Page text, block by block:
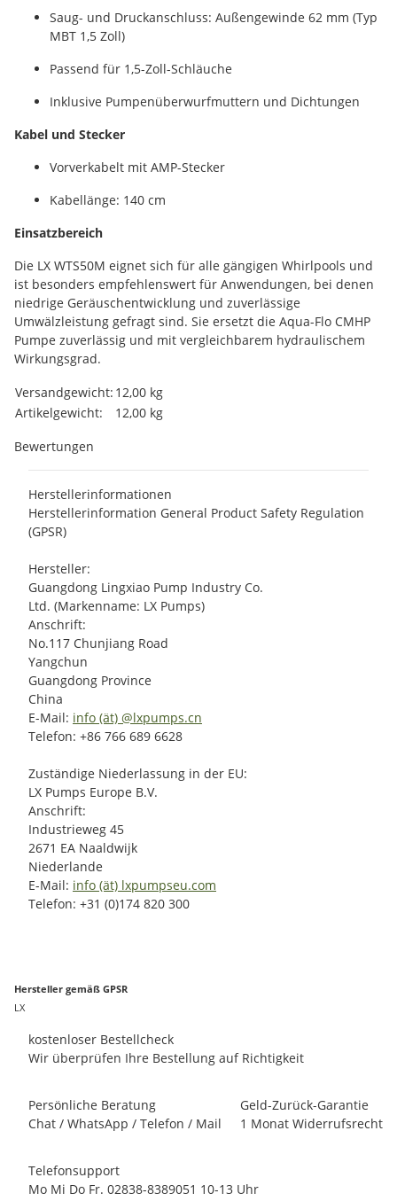
Saug- und Druckanschluss: Außengewinde 62 mm (Typ
MBT 1,5 Zoll)
Passend für 1,5-Zoll-Schläuche
Inklusive Pumpenüberwurfmuttern und Dichtungen
Kabel und Stecker
Vorverkabelt mit AMP-Stecker
Kabellänge: 140 cm
Einsatzbereich
Die LX WTS50M eignet sich für alle gängigen Whirlpools und
ist besonders empfehlenswert für Anwendungen, bei denen
niedrige Geräuschentwicklung und zuverlässige
Umwälzleistung gefragt sind. Sie ersetzt die Aqua-Flo CMHP
Pumpe zuverlässig und mit vergleichbarem hydraulischem
Wirkungsgrad.
Produkteigenschaft
Wert
Versandgewicht: 12,00 kg
Artikelgewicht:
12,00 kg
Bewertungen
Herstellerinformationen
Herstellerinformation General Product Safety Regulation
(GPSR)
Hersteller:
Guangdong Lingxiao Pump Industry Co.
Ltd. (Markenname: LX Pumps)
Anschrift:
No.117 Chunjiang Road
Yangchun
Guangdong Province
China
E-Mail: info (ät) @lxpumps.cn
Telefon: +86 766 689 6628
Zuständige Niederlassung in der EU:
LX Pumps Europe B.V.
Anschrift:
Industrieweg 45
2671 EA Naaldwijk
Niederlande
E-Mail: info (ät) lxpumpseu.com
Telefon: +31 (0)174 820 300
Hersteller gemäß GPSR
LX
kostenloser Bestellcheck
Wir überprüfen Ihre Bestellung auf Richtigkeit
Persönliche Beratung
Chat / WhatsApp / Telefon / Mail
Geld-Zurück-Garantie
1 Monat Widerrufsrecht
Telefonsupport
Mo Mi Do Fr. 02838-8389051 10-13 Uhr